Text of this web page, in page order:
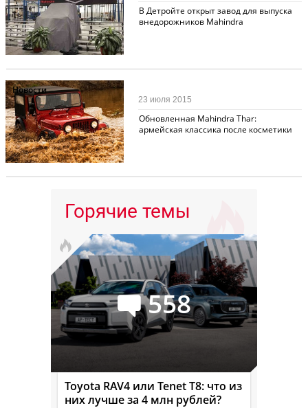
В Детройте открыт завод для выпуска
внедорожников Mahindra
Новости
Обновленная Mahindra Thar:
армейская классика после косметики
23 июля 2015
Горячие темы
558
Toyota RAV4 или Tenet T8: что из
них лучше за 4 млн рублей?